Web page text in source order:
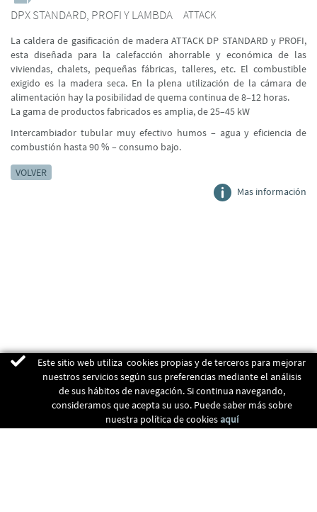
DPX STANDARD, PROFI Y LAMBDA ATTACK
La caldera de gasificación de madera ATTACK DP STANDARD y PROFI,
esta diseñada para la calefacción ahorrable y económica de las
viviendas, chalets, pequeñas fábricas, talleres, etc. El combustible
exigido es la madera seca. En la plena utilización de la cámara de
alimentación hay la posibilidad de quema continua de 8–12 horas.
La gama de productos fabricados es amplia, de 25–45 kW
Intercambiador tubular muy efectivo humos – agua y eficiencia de
combustión hasta 90 % – consumo bajo.
VOLVER
Mas información
Este sitio web utiliza cookies propias y de terceros para mejorar
nuestros servicios según sus preferencias mediante el análisis
de sus hábitos de navegación. Si continua navegando,
consideramos que acepta su uso. Puede saber más sobre
nuestra política de cookies aquí